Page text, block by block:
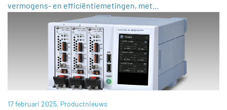
vermogens- en efficiëntiemetingen, met…
17 februari 2025, Productnieuws